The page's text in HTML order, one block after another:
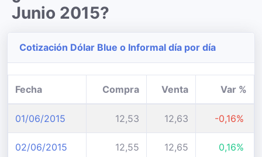
Junio 2015?
Cotización Dólar Blue o Informal día por día
Fecha Compra Venta Var %
01/06/2015 12,53 12,63 -0,16%
02/06/2015 12,55 12,65 0,16%